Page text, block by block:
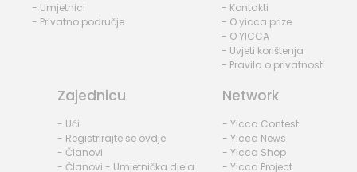
- Umjetnici
- Privatno područje
- Kontakti
- O yicca prize
- O YICCA
- Uvjeti korištenja
- Pravila o privatnosti
Zajednicu
- Ući
- Registrirajte se ovdje
- Članovi
- Članovi - Umjetnička djela
Network
- Yicca Contest
- Yicca News
- Yicca Shop
- Yicca Project